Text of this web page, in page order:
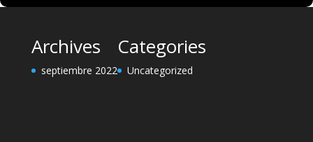
Archives
septiembre 2022
Categories
Uncategorized